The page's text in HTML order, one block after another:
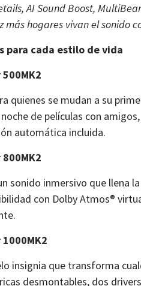
AI Sound Boost,
más hogares vivan el sonido
para cada estilo de vida
quienes se mudan a su
de películas con
automática incluida.
sonido inmersivo que llena
con Dolby Atmos®
insignia que transforma
desmontables, dos